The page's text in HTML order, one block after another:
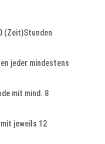
(Zeit)Stunden
jeder mindestens
mit mind. 8
jeweils 12